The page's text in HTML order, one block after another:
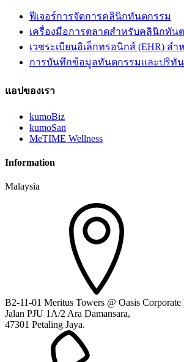
ฟีเจอร์การจัดการคลินิกทันตกรรม
เครื่องมือการตลาดสำหรับคลินิกทัน
เวชระเบียนอิเล็กทรอนิกส์ (EHR) ส
การบันทึกข้อมูลทันตกรรมและปริทั
แอปของเรา
kumoBiz
kumoSan
MeTIME Wellness
Information
Malaysia
B2-11-01 Meritus Towers @ Oasis Corporate
Jalan PJU 1A/2 Ara Damansara,
47301 Petaling Jaya.